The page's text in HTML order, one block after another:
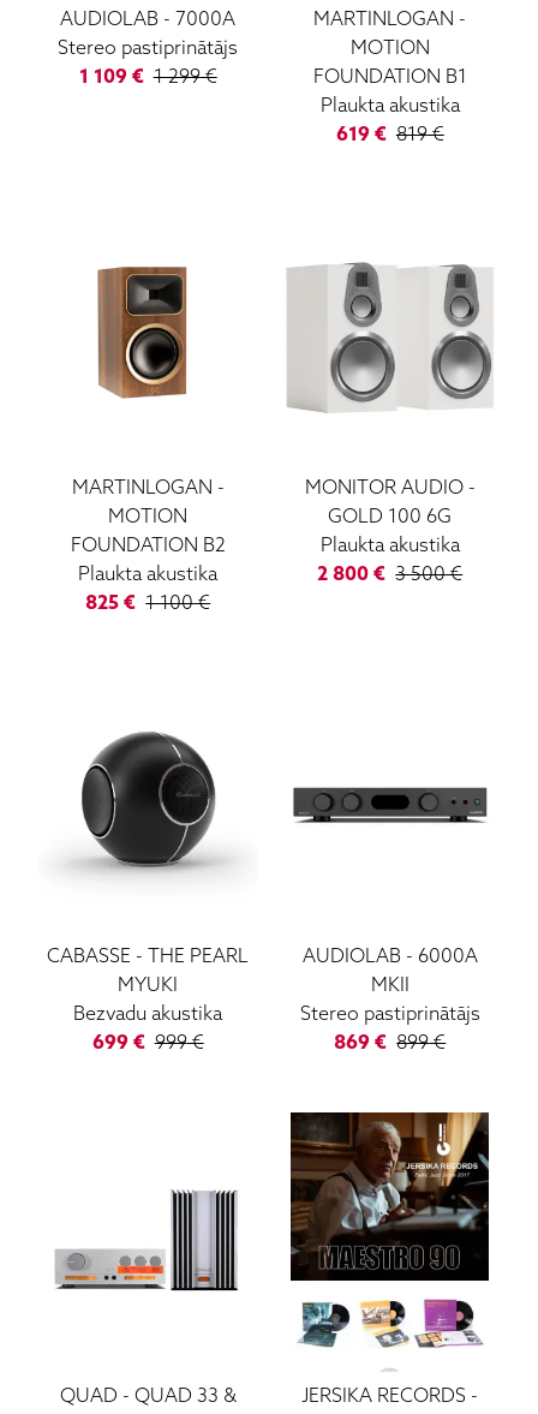
AUDIOLAB -7000A
Stereo pastiprinātājs
1 109€ 1 299€
MARTINLOGAN -
MOTION
FOUNDATION B1
Plaukta akustika
619€ 819€
MARTINLOGAN -
MOTION
FOUNDATION B2
Plaukta akustika
825 € 1 100€
MONITOR AUDIO-
GOLD 100 6G
Plaukta akustika
2 800 € 3 500€
CABASSE -THE PEARL
MYUKI
Bezvadu akustika
699€ 999€
AUDIOLAB- 6000A
MKII
Stereo pastiprinātājs
869 € 899€
QUAD - QUAD 33 &
JERSIKA RECORDS -